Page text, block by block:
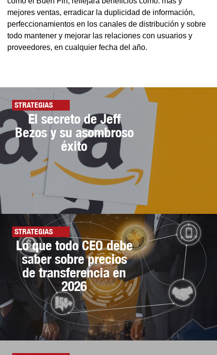
mejores ventas, erradicar la duplicidad de información,
perfeccionamientos en los canales de distribución y sobre
todo mantener y mejorar las relaciones con usuarios y
proveedores, en cualquier fecha del año.
STRATEGIAS
El secreto de Jeff
Bezos y su asombroso
éxito
STRATEGIAS
Lo que todo CEO debe
saber sobre precios
de transferencia en
2026